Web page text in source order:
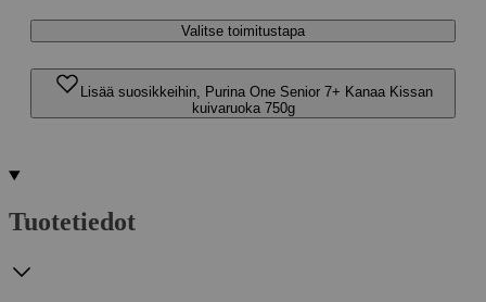
Valitse toimitustapa
Lisää suosikkeihin, Purina One Senior 7+ Kanaa Kissan
kuivaruoka 750g
Tuotetiedot